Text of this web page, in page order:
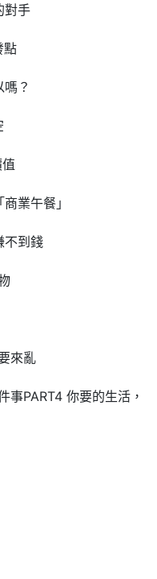
對手
點
？
業午餐」
不到錢
來亂
你要的生活，